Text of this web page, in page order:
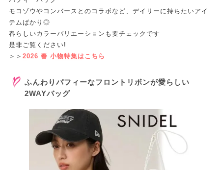
モコゾウやコンバースとのコラボなど、デイリーに持ちたいアイ
テムばかり◎
春らしいカラーバリエーションも要チェックです
是非ご覧ください!
＞＞ 2026 春 小物特集はこちら
ふんわりパフィーなフロントリボンが愛らしい
2WAYバッグ